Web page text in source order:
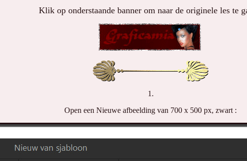
Klik op onderstaande banner om naar de originele les te
1.
Open een Nieuwe afbeelding van 700 x 500 px, zwart :